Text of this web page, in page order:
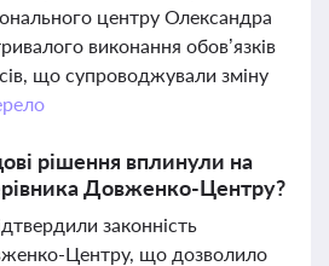
центру Олександра
виконання обов’язків
що супроводжували зміну
рішення вплинули на
Довженко-Центру?
законність
Центру, що дозволило